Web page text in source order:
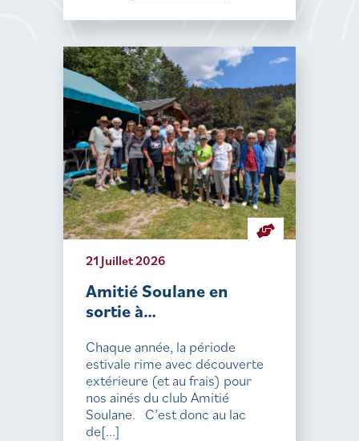
21 Juillet 2026
Amitié Soulane en
sortie à…
Chaque année, la période
estivale rime avec découverte
extérieure (et au frais) pour
nos ainés du club Amitié
Soulane. C’est donc au lac
de[...]